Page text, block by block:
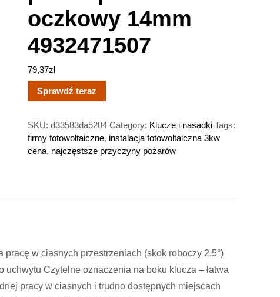
oczkowy 14mm
4932471507
79,37zł
Sprawdź teraz
SKU: d33583da5284 Category: Klucze i nasadki Tags:
firmy fotowoltaiczne, instalacja fotowoltaiczna 3kw
cena, najczęstsze przyczyny pożarów
w ciasnych przestrzeniach (skok roboczy 2.5°)
Czytelne oznaczenia na boku klucza – łatwa
pracy w ciasnych i trudno dostępnych miejscach